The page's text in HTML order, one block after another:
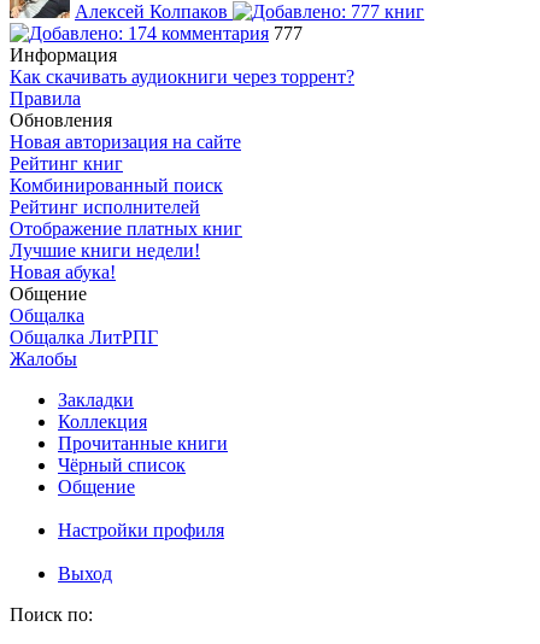
Алексей Колпаков
777
Информация
Как скачивать аудиокниги через торрент?
Правила
Обновления
Новая авторизация на сайте
Рейтинг книг
Комбинированный поиск
Рейтинг исполнителей
Отображение платных книг
Лучшие книги недели!
Новая абука!
Общение
Общалка
Общалка ЛитРПГ
Жалобы
Закладки
Коллекция
Прочитанные книги
Чёрный список
Общение
Настройки профиля
Выход
Поиск по: